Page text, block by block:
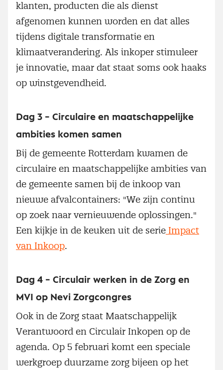
klanten, producten die als dienst
afgenomen kunnen worden en dat alles
tijdens digitale transformatie en
klimaatverandering. Als inkoper stimuleer
je innovatie, maar dat staat soms ook haaks
op winstgevendheid.
Dag 3 – Circulaire en maatschappelijke
ambities komen samen
Bij de gemeente Rotterdam kwamen de
circulaire en maatschappelijke ambities van
de gemeente samen bij de inkoop van
nieuwe afvalcontainers: "We zijn continu
op zoek naar vernieuwende oplossingen."
Een kijkje in de keuken uit de serie Impact
van Inkoop.
Dag 4 – Circulair werken in de Zorg en
MVI op Nevi Zorgcongres
Ook in de Zorg staat Maatschappelijk
Verantwoord en Circulair Inkopen op de
agenda. Op 5 februari komt een speciale
werkgroep duurzame zorg bijeen op het